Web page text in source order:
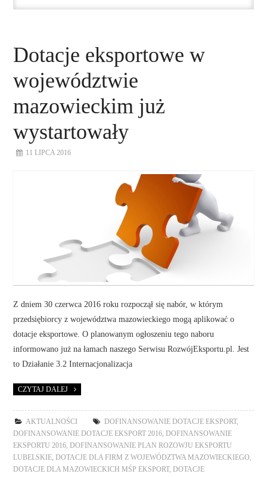
DORADZTWO
PLAN ROZWOJU EKSPORTU
PROEXIO
KONTAKT
Dotacje eksportowe w
województwie
mazowieckim już
wystartowały
11 LIPCA 2016
Z dniem 30 czerwca 2016 roku rozpoczął się nabór, w którym
przedsiębiorcy z województwa mazowieckiego mogą aplikować o
dotacje eksportowe. O planowanym ogłoszeniu tego naboru
informowano już na łamach naszego Serwisu RozwójEksportu.pl. Jest
to Działanie 3.2 Internacjonalizacja
CZYTAJ DALEJ
AKTUALNOŚCI DOFINANSOWANIE DOTACJE EKSPORT,
DOFINANSOWANIE DOTACJE EKSPORT 2016
DOFINANSOWANIE
EKSPORTU 2016
DOFINANSOWANIE PLAN ROZOWJU EKSPORTU
LUBELSKIE
DOTACJE DLA FIRM Z WOJEWÓDZTWA MAZOWIECKIEGO
DOTACJE DLA MAZOWIECKICH MŚP EKSPORT,
DOTACJE